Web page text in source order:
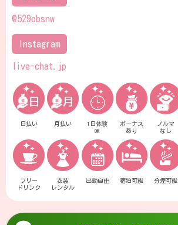
@529obsnw
Instagram
live-chat.jp
日払い 月払い
1日体験
OK
ボーナス
あり
ノルマ
なし
フリー
ドリンク
衣装
レンタル
出勤自由 宿泊可能 分煙可能